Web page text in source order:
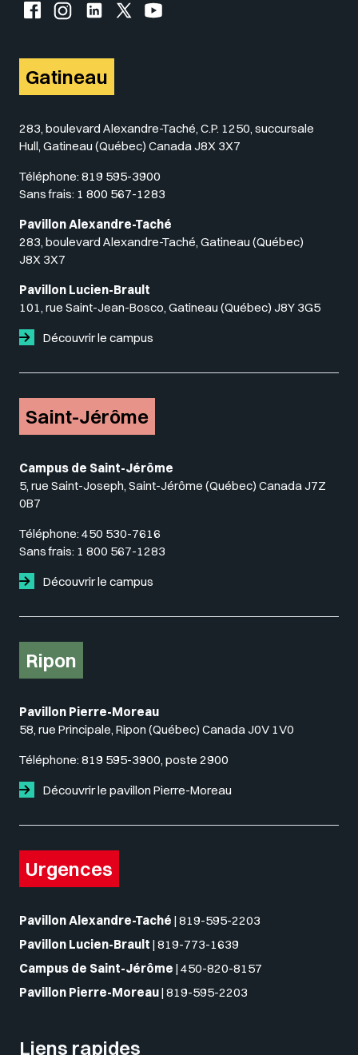
Facebook de l'UQO
Instagram de l'UQO
LinkedIn de l'UQO
X (Twitter) de l'UQO
YouTube de l'UQO
Gatineau
283, boulevard Alexandre-Taché, C.P. 1250, succursale
Hull, Gatineau (Québec) Canada J8X 3X7
Téléphone: 819 595-3900
Sans frais: 1 800 567-1283
Pavillon Alexandre-Taché
283, boulevard Alexandre-Taché, Gatineau (Québec)
J8X 3X7
Pavillon Lucien-Brault
101, rue Saint-Jean-Bosco, Gatineau (Québec) J8Y 3G5
Découvrir le campus
Saint-Jérôme
Campus de Saint-Jérôme
5, rue Saint-Joseph, Saint-Jérôme (Québec) Canada J7Z
0B7
Téléphone: 450 530-7616
Sans frais: 1 800 567-1283
Découvrir le campus
Ripon
Pavillon Pierre-Moreau
58, rue Principale, Ripon (Québec) Canada J0V 1V0
Téléphone: 819 595-3900, poste 2900
Découvrir le pavillon Pierre-Moreau
Urgences
Pavillon Alexandre-Taché | 819-595-2203
Pavillon Lucien-Brault | 819-773-1639
Campus de Saint-Jérôme | 450-820-8157
Pavillon Pierre-Moreau| 819-595-2203
Liens rapides